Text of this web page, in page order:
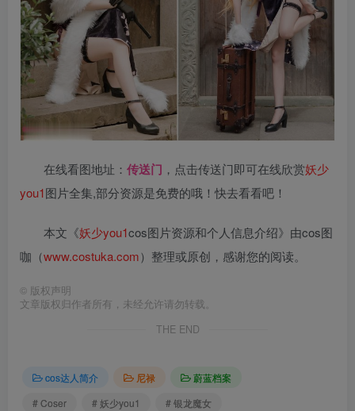
在线看图地址： 传送门 ，点击传送门即可在线欣赏妖少
you1图片全集,部分资源是免费的哦！快去看看吧！
本文《妖少you1cos图片资源和个人信息介绍》由cos图
咖（www.costuka.com）整理或原创，感谢您的阅读。
© 版权声明
文章版权归作者所有，未经允许请勿转载。
THE END
cos达人简介 尼禄
蔚蓝档案
# Coser
# 妖少you1 # 银龙魔女